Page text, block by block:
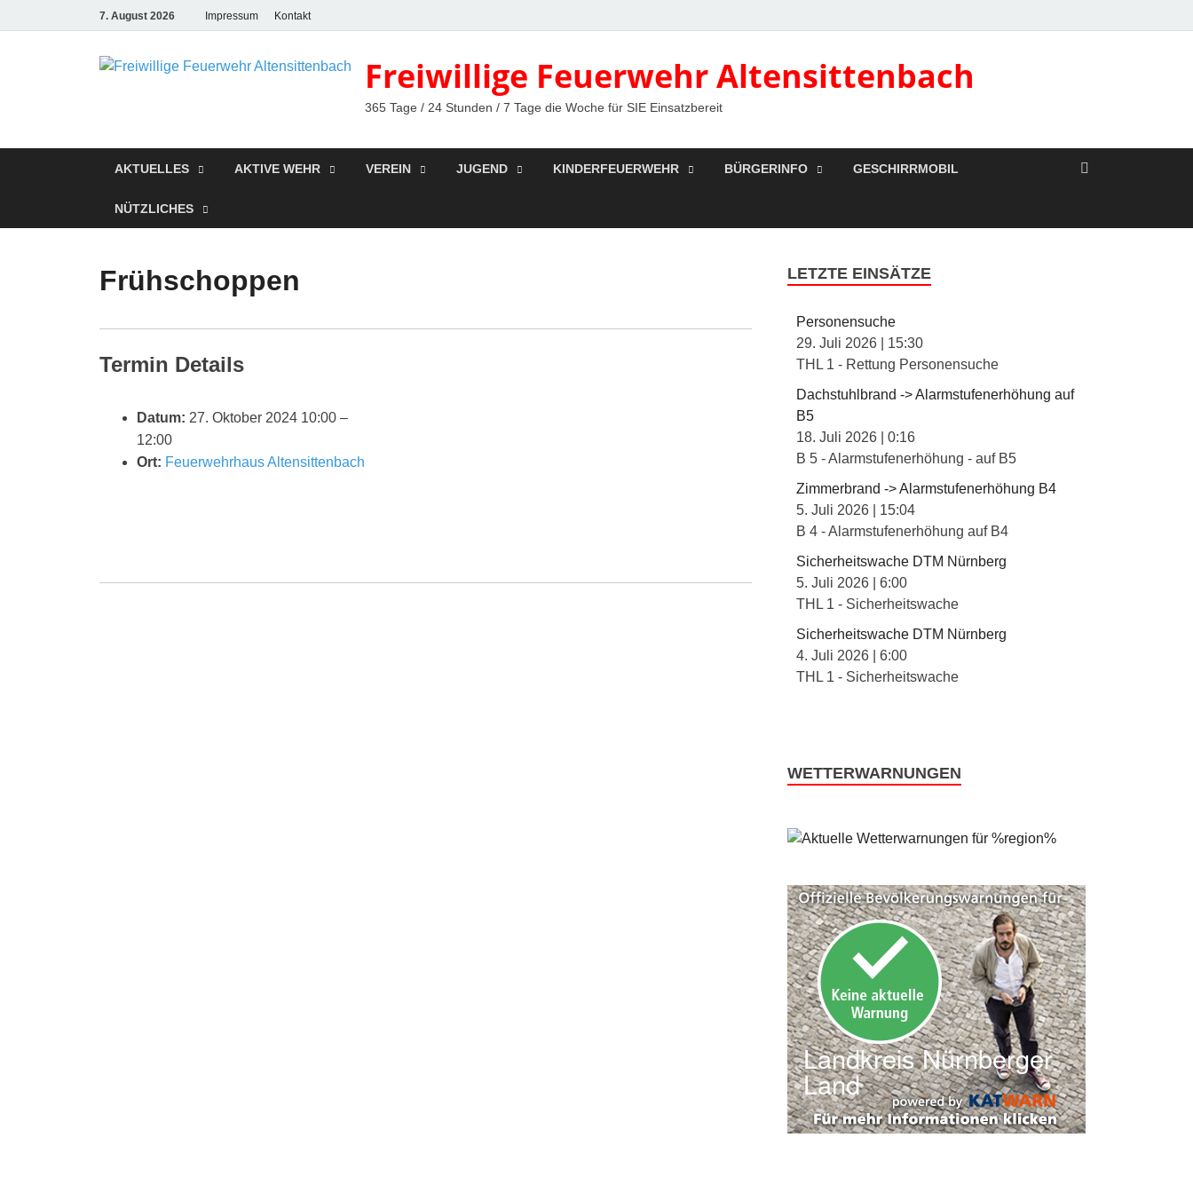
7. August 2026 Impressum Kontakt
Freiwillige Feuerwehr Altensittenbach
365 Tage / 24 Stunden / 7 Tage die Woche für SIE Einsatzbereit
AKTUELLES AKTIVE WEHR VEREIN JUGEND KINDERFEUERWEHR BÜRGERINFO GESCHIRRMOBIL
NÜTZLICHES
Frühschoppen
Termin Details
Datum: 27. Oktober 2024 10:00 –
12:00
Ort: Feuerwehrhaus Altensittenbach
LETZTE EINSÄTZE
Personensuche
29. Juli 2026
15:30
THL 1 - Rettung Personensuche
Dachstuhlbrand -> Alarmstufenerhöhung auf
B5
18. Juli 2026 |0:16
B 5 - Alarmstufenerhöhung - auf B5
Zimmerbrand -> Alarmstufenerhöhung B4
5. Juli 2026
15:04
B 4 - Alarmstufenerhöhung auf B4
Sicherheitswache DTM Nürnberg
5. Juli 2026 |6:00
THL 1 - Sicherheitswache
Sicherheitswache DTM Nürnberg
4. Juli 2026 |6:00
THL 1 - Sicherheitswache
WETTERWARNUNGEN